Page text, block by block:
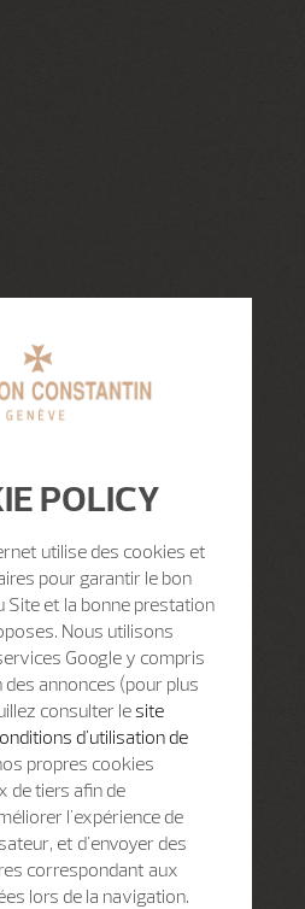
POLICY
utilise des cookies et
pour garantir le bon
et la bonne prestation
Nous utilisons
Google y compris
annonces (pour plus
consulter le site
d'utilisation de
propres cookies
de tiers afin de
l'expérience de
et d'envoyer des
correspondant aux
lors de la navigation.